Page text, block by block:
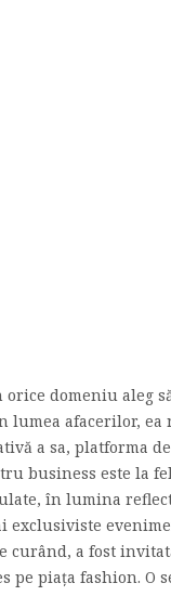
domeniu aleg
lumea afacerilor,
a sa, platforma
business este la
în lumina
exclusiviste
curând, a fost
pe piața fashion. O